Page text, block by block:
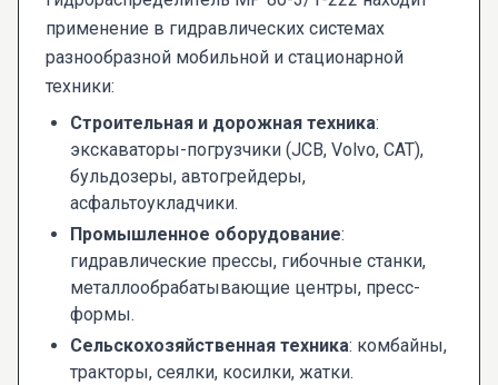
применение в гидравлических системах
разнообразной мобильной и стационарной
техники:
Строительная и дорожная техника:
экскаваторы-погрузчики (JCB, Volvo, CAT),
бульдозеры, автогрейдеры,
асфальтоукладчики.
Промышленное оборудование:
гидравлические прессы, гибочные станки,
металлообрабатывающие центры, пресс-
формы.
Сельскохозяйственная техника: комбайны,
тракторы, сеялки, косилки, жатки.